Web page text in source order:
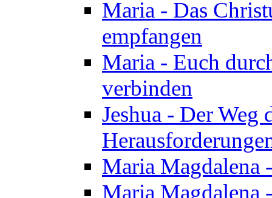
Maria - Das
empfangen
Maria - Euch
verbinden
Jeshua - Der Weg
Maria Magdalena
Maria Magdalena